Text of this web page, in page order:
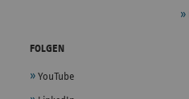
FOLGEN
YouTube